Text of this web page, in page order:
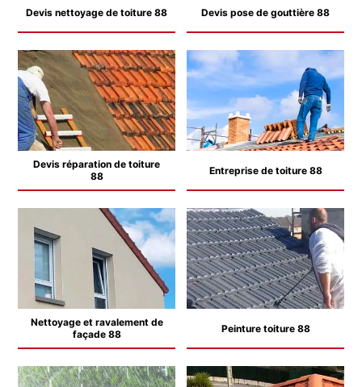
Devis nettoyage de toiture 88 Devis pose de gouttière 88
Devis réparation de toiture
88
Entreprise de toiture 88
Nettoyage et ravalement de
façade 88
Peinture toiture 88